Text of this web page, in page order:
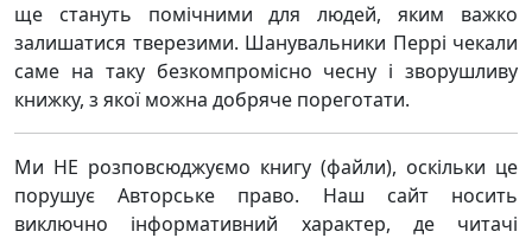
ще стануть помічними для людей, яким важко
залишатися тверезими. Шанувальники Перрі чекали
саме на таку безкомпромісно чесну і зворушливу
книжку, з якої можна добряче пореготати.
Ми НЕ розповсюджуємо книгу (файли), оскільки це
порушує Авторське право. Наш сайт носить
виключно інформативний характер, де читачі